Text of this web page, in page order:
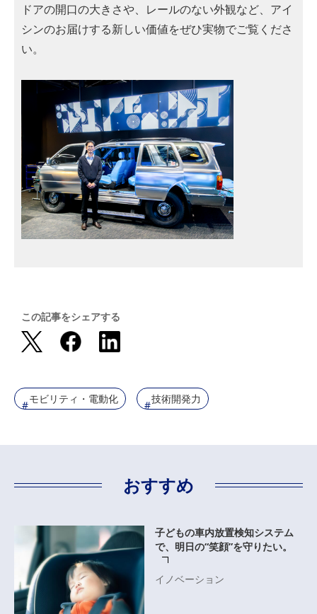
ドアの開口の大きさや、レールのない外観など、アイ
シンのお届けする新しい価値をぜひ実物でご覧くださ
い。
この記事をシェアする
モビリティ・電動化 技術開発力
おすすめ
子どもの車内放置検知システム
で、明日の“笑顔”を守りたい。
イノベーション